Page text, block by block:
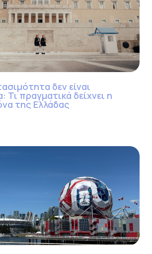
δεν είναι
πραγματικά δείχνει η
της Ελλάδας